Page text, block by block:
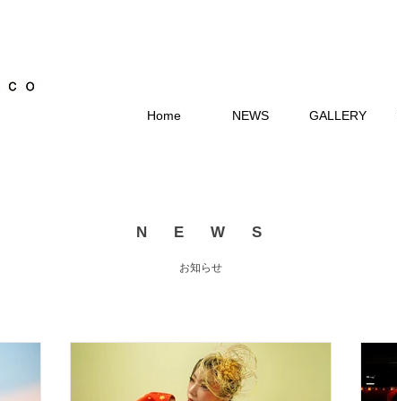
Home NEWS GALLERY
N E W S
​お知らせ